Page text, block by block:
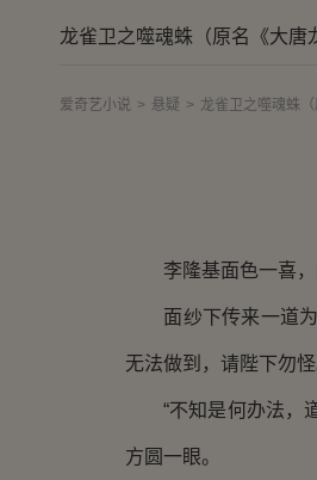
龙雀卫之噬魂蛛（原名《大唐
爱奇艺小说 > 悬疑 > 龙雀卫之噬魂蛛（
李隆基面色一喜，
面纱下传来一道为
无法做到，请陛下勿怪
“不知是何办法，道
方圆一眼。